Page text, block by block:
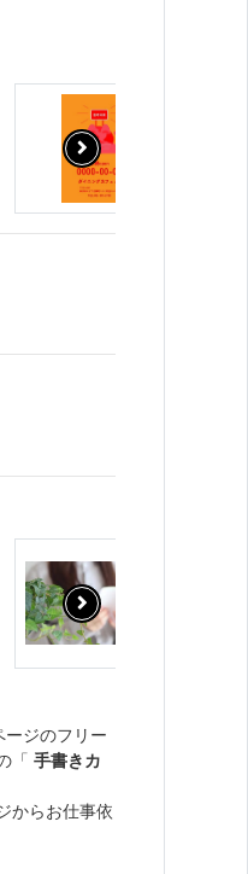
ジのフリー
「 手書きカ
からお仕事依